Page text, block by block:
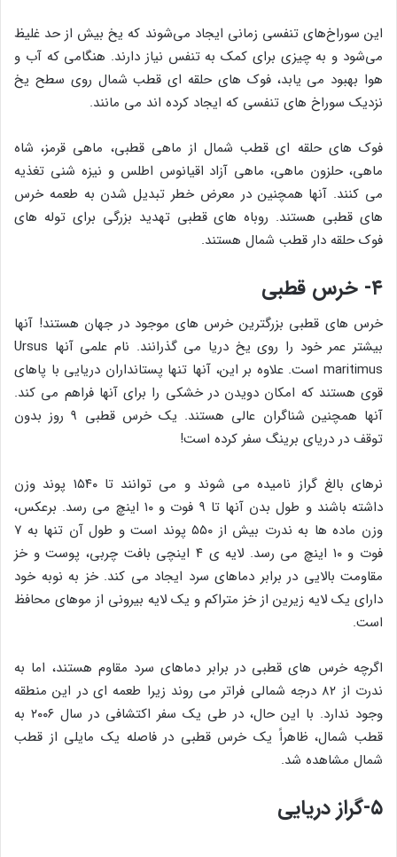
این سوراخ‌های تنفسی زمانی ایجاد می‌شوند که یخ بیش از حد غلیظ
می‌شود و به چیزی برای کمک به تنفس نیاز دارند. هنگامی که آب و
هوا بهبود می یابد، فوک های حلقه ای قطب شمال روی سطح یخ
نزدیک سوراخ های تنفسی که ایجاد کرده اند می مانند.
فوک های حلقه ای قطب شمال از ماهی قطبی، ماهی قرمز، شاه
ماهی، حلزون ماهی، ماهی آزاد اقیانوس اطلس و نیزه شنی تغذیه
می کنند. آنها همچنین در معرض خطر تبدیل شدن به طعمه خرس
های قطبی هستند. روباه های قطبی تهدید بزرگی برای توله های
فوک حلقه دار قطب شمال هستند.
۴- خرس قطبی
خرس های قطبی بزرگترین خرس های موجود در جهان هستند! آنها
بیشتر عمر خود را روی یخ دریا می گذرانند. نام علمی آنها Ursus
maritimus است. علاوه بر این، آنها تنها پستانداران دریایی با پاهای
قوی هستند که امکان دویدن در خشکی را برای آنها فراهم می کند.
آنها همچنین شناگران عالی هستند. یک خرس قطبی ۹ روز بدون
توقف در دریای برینگ سفر کرده است!
نرهای بالغ گراز نامیده می شوند و می توانند تا ۱۵۴۰ پوند وزن
داشته باشند و طول بدن آنها تا ۹ فوت و ۱۰ اینچ می رسد. برعکس،
وزن ماده ها به ندرت بیش از ۵۵۰ پوند است و طول آن تنها به ۷
فوت و ۱۰ اینچ می رسد. لایه ی ۴ اینچی بافت چربی، پوست و خز
مقاومت بالایی در برابر دماهای سرد ایجاد می کند. خز به نوبه خود
دارای یک لایه زیرین از خز متراکم و یک لایه بیرونی از موهای محافظ
است.
اگرچه خرس های قطبی در برابر دماهای سرد مقاوم هستند، اما به
ندرت از ۸۲ درجه شمالی فراتر می روند زیرا طعمه ای در این منطقه
وجود ندارد. با این حال، در طی یک سفر اکتشافی در سال ۲۰۰۶ به
قطب شمال، ظاهراً یک خرس قطبی در فاصله یک مایلی از قطب
شمال مشاهده شد.
۵-گراز دریایی